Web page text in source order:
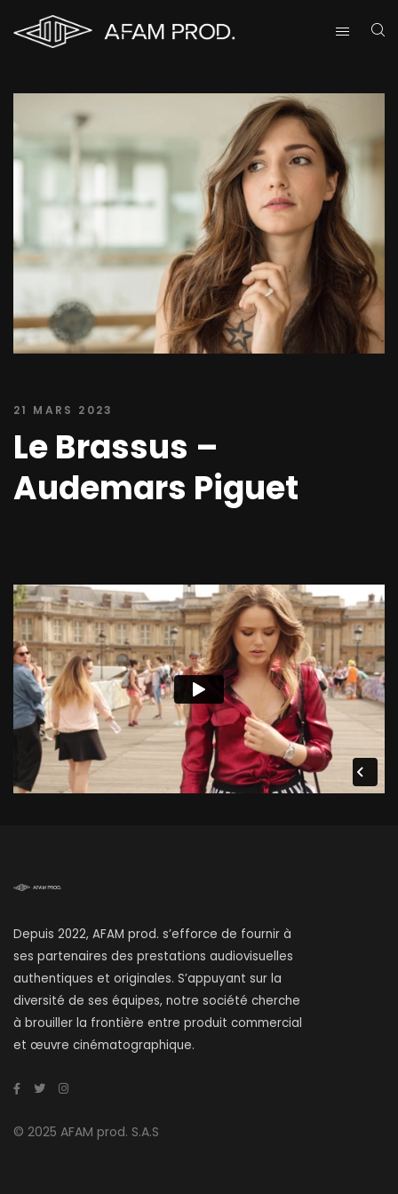
21 MARS 2023
Le Brassus –
Audemars Piguet
Depuis 2022, AFAM prod. s’efforce de fournir à
ses partenaires des prestations audiovisuelles
authentiques et originales. S’appuyant sur la
diversité de ses équipes, notre société cherche
à brouiller la frontière entre produit commercial
et œuvre cinématographique.
© 2025 AFAM prod. S.A.S